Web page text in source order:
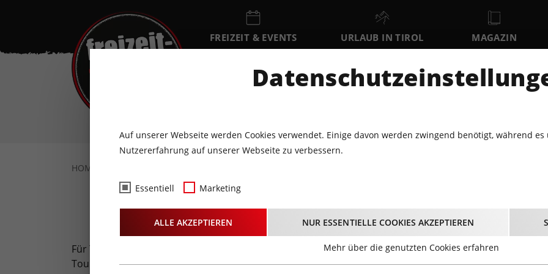
FREIZEIT & EVENTS URLAUB IN TIROL MAGAZIN
EVENTKALENDER
FR SA SO 10
HOME
Skitouren Tipps
Für Tourengeher und Skibegeisterte sind Tirols Berge ein wahres Paradies. Hier kommen sowohl
Touren als auch Touren-Profis mit sportlich herausfordernden Touren auf ihre Kosten. Hier verraten
Auf unserer Webseite werden Cookies verwendet. Einige davon werden zwingend benötigt, während
Nutzererfahrung auf unserer Webseite zu verbessern.
Essentiell Marketing
ALLE AKZEPTIEREN NUR ESSENTIELLE COOKIES AKZEPTIEREN
Mehr über die genutzten Cookies erfahren